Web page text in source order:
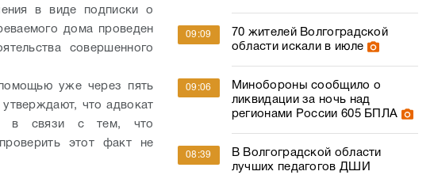
в виде подписки о
дома проведен
совершенного
уже через пять
что адвокат
в связи с тем, что
этот факт не
09:09
70 жителей Волгоградской
области искали в июле
09:06
Минобороны сообщило о
ликвидации за ночь над
регионами России 605 БПЛА
08:39
В Волгоградской области
лучших педагогов ДШИ